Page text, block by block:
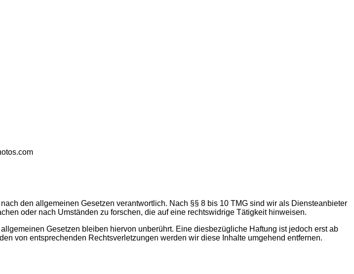
den allgemeinen Gesetzen verantwortlich. Nach §§ 8 bis 10 TMG sind wir als Diensteanbieter
oder nach Umständen zu forschen, die auf eine rechtswidrige Tätigkeit hinweisen.
Gesetzen bleiben hiervon unberührt. Eine diesbezügliche Haftung ist jedoch erst ab
von entsprechenden Rechtsverletzungen werden wir diese Inhalte umgehend entfernen.